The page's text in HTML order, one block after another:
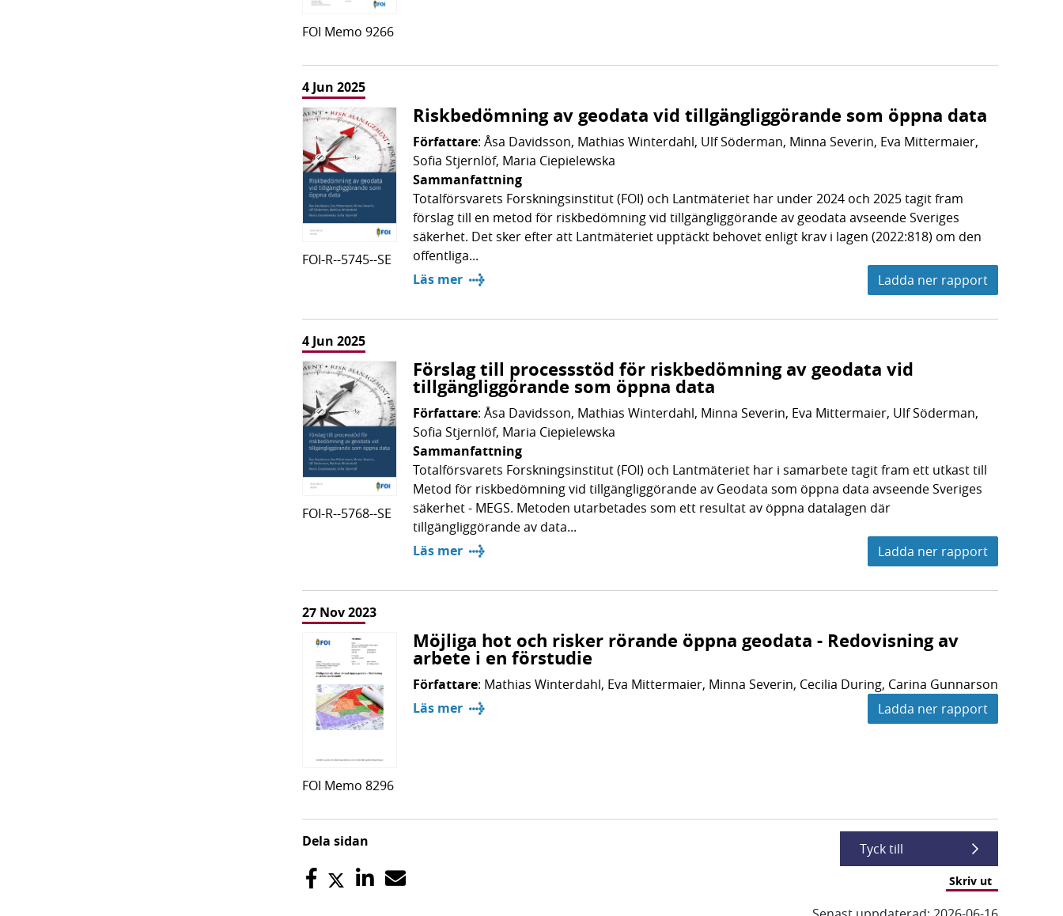
FOI Memo 9266
4 Jun 2025
FOI-R--5745--SE
Riskbedömning av geodata vid tillgängliggörande som öppna data
Författare: Åsa Davidsson, Mathias Winterdahl, Ulf Söderman, Minna Severin, Eva Mittermaier,
Sofia Stjernlöf, Maria Ciepielewska
Sammanfattning
Totalförsvarets Forskningsinstitut (FOI) och Lantmäteriet har under 2024 och 2025 tagit fram
förslag till en metod för riskbedömning vid tillgängliggörande av geodata avseende Sveriges
säkerhet. Det sker efter att Lantmäteriet upptäckt behovet enligt krav i lagen (2022:818) om den
offentliga...
Läs mer
Ladda ner rapport
4 Jun 2025
FOI-R--5768--SE
Förslag till processstöd för riskbedömning av geodata vid
tillgängliggörande som öppna data
Författare: Åsa Davidsson, Mathias Winterdahl, Minna Severin, Eva Mittermaier, Ulf Söderman,
Sofia Stjernlöf, Maria Ciepielewska
Sammanfattning
Totalförsvarets Forskningsinstitut (FOI) och Lantmäteriet har i samarbete tagit fram ett utkast till
Metod för riskbedömning vid tillgängliggörande av Geodata som öppna data avseende Sveriges
säkerhet - MEGS. Metoden utarbetades som ett resultat av öppna datalagen där
tillgängliggörande av data...
Läs mer
Ladda ner rapport
27 Nov 2023
FOI Memo 8296
Möjliga hot och risker rörande öppna geodata - Redovisning av
arbete i en förstudie
Författare: Mathias Winterdahl, Eva Mittermaier, Minna Severin, Cecilia During, Carina Gunnarson
Läs mer
Ladda ner rapport
Dela sidan Tyck till
Skriv ut